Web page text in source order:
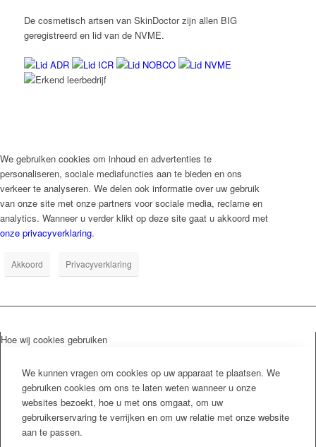
De cosmetisch artsen van SkinDoctor zijn allen BIG
geregistreerd en lid van de NVME.
We gebruiken cookies om inhoud en advertenties te
personaliseren, sociale mediafuncties aan te bieden en ons
verkeer te analyseren. We delen ook informatie over uw gebruik
van onze site met onze partners voor sociale media, reclame en
analytics. Wanneer u verder klikt op deze site gaat u akkoord met
onze privacyverklaring.
Akkoord Privacyverklaring
Hoe wij cookies gebruiken
We kunnen vragen om cookies op uw apparaat te plaatsen. We
gebruiken cookies om ons te laten weten wanneer u onze
websites bezoekt, hoe u met ons omgaat, om uw
gebruikerservaring te verrijken en om uw relatie met onze website
aan te passen.